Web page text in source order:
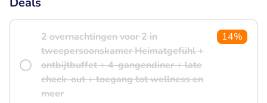
2 overnachtingen voor 2 in
tweepersoonskamer Heimatgefühl +
ontbijtbuffet + 4-gangendiner + late
check-out + toegang tot wellness en
meer
14%